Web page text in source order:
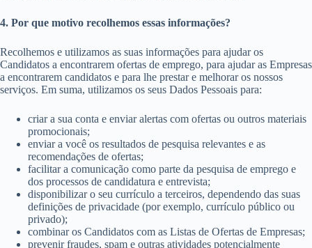
4. Por que motivo recolhemos essas informações?
Recolhemos e utilizamos as suas informações para ajudar os
Candidatos a encontrarem ofertas de emprego, para ajudar as Empresas
a encontrarem candidatos e para lhe prestar e melhorar os nossos
serviços. Em suma, utilizamos os seus Dados Pessoais para:
criar a sua conta e enviar alertas com ofertas ou outros materiais
promocionais;
enviar a você os resultados de pesquisa relevantes e as
recomendações de ofertas;
facilitar a comunicação como parte da pesquisa de emprego e
dos processos de candidatura e entrevista;
disponibilizar o seu currículo a terceiros, dependendo das suas
definições de privacidade (por exemplo, currículo público ou
privado);
combinar os Candidatos com as Listas de Ofertas de Empresas;
prevenir fraudes, spam e outras atividades potencialmente